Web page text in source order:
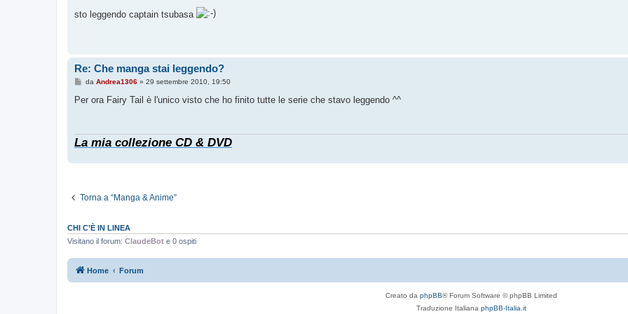
s
s
sto leggendo captain tsubasa
Re: Che manga stai leggendo?
M
s
i
o
da Andrea1306» 29 settembre 2010, 19:50
Per ora Fairy Tail è l'unico visto che ho finito tutte le serie che stavo leggendo ^^
La mia collezione CD & DVD
Torna a “Manga & Anime”
CHI C’È IN LINEA
Visitano il forum: ClaudeBot e 0 ospiti
Home Forum
Creato da phpBB® Forum Software © phpBB Limited
Traduzione Italiana phpBB-Italia.it